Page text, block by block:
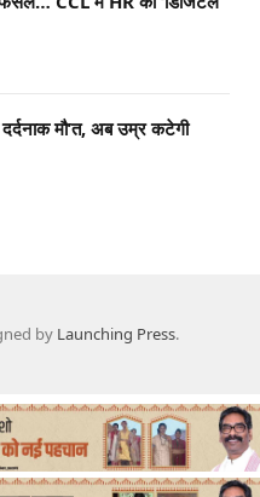
मौ’त, अब उम्र कटेगी
by Launching Press.